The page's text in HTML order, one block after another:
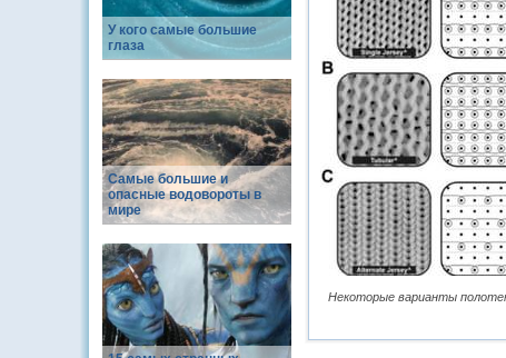
У кого самые большие
глаза
Самые большие и
опасные водовороты в
мире
Некоторые варианты